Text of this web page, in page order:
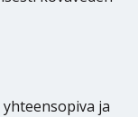
ja